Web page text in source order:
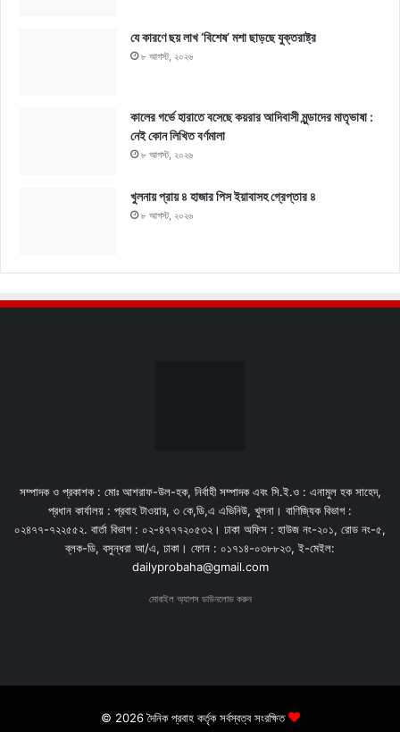
যে কারণে ছয় লাখ ‘বিশেষ’ মশা ছাড়ছে যুক্তরাষ্ট্র
৮ আগস্ট, ২০২৬
কালের গর্ভে হারাতে বসেছে কয়রার আদিবাসী মুন্ডাদের মাতৃভাষা :
নেই কোন লিখিত বর্ণমালা
৮ আগস্ট, ২০২৬
খুলনায় প্রায় ৪ হাজার পিস ইয়াবাসহ গ্রেপ্তার ৪
৮ আগস্ট, ২০২৬
সম্পাদক ও প্রকাশক : মোঃ আশরাফ-উল-হক, নির্বাহী সম্পাদক এবং সি.ই.ও : এনামুল হক সাহেদ,
প্রধান কার্যালয় : প্রবাহ টাওয়ার, ৩ কে,ডি,এ এভিনিউ, খুলনা। বাণিজ্যিক বিভাগ :
০২৪৭৭-৭২২৫৫২. বার্তা বিভাগ : ০২-৪৭৭৭২০৫৩২। ঢাকা অফিস : হাউজ নং-২০১, রোড নং-৫,
ব্লক-ডি, বসুন্ধরা আ/এ, ঢাকা। ফোন : ০১৭১৪-০৩৮৮২৩, ই-মেইল:
dailyprobaha@gmail.com
মোবাইল অ্যাপস ডাউনলোড করুন
© 2026 দৈনিক প্রবাহ কর্তৃক সর্বস্বত্ব সংরক্ষিত